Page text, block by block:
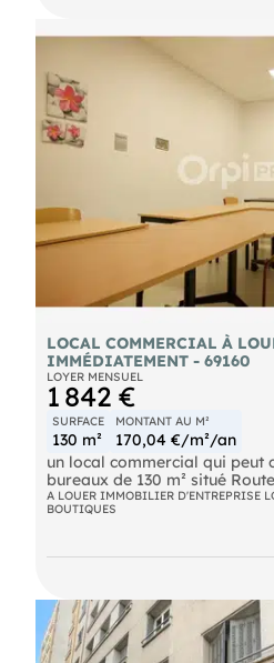
être ou une salle de sport
Contactez nous pour
découvrir tout son potentiel !
LOCAL COMMERCIAL À
IMMÉDIATEMENT - 69160
LOYER MENSUEL
1 842 €
SURFACE
130 m²
MONTANT AU M²
170,04 €/m²/an
un local commercial qui peut
bureaux de 130 m² situé
la-Demi-Lune.
Le local propose de belles
bonne visibilité (20 000
- Loyer annuel : 22100 €
A LOUER IMMOBILIER D'ENTREPRISE
BOUTIQUES